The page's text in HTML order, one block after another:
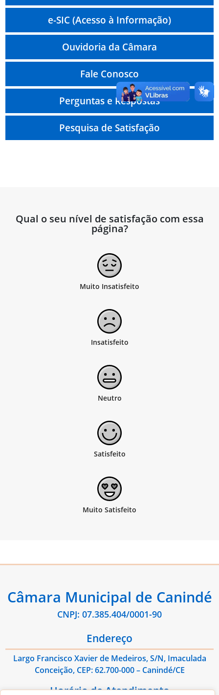
e-SIC (Acesso à Informação)
Ouvidoria da Câmara
Fale Conosco
Perguntas e Respostas
Pesquisa de Satisfação
Qual o seu nível de satisfação com essa
página?
Câmara Municipal de Canindé
CNPJ: 07.385.404/0001-90
Endereço
Largo Francisco Xavier de Medeiros, S/N, Imaculada
Conceição, CEP: 62.700-000 – Canindé/CE
Horário de Atendimento